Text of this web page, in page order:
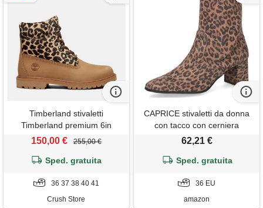
Timberland stivaletti
Timberland premium 6in
leopard marrone
150,00 € 255,00 €
Sped. gratuita
36 37 38 40 41
Crush Store
CAPRICE stivaletti da donna
con tacco con cerniera
vegani, multicolore (leo
62,21 €
Sped. gratuita
36 EU
amazon